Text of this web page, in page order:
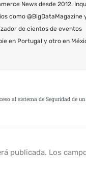
News desde 2012.
como @BigDataMagazine
de cientos de eventos
en Portugal y otro en
publicada. Los